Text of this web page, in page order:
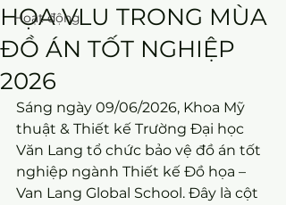
Hoạt động
HỌA VLU TRONG MÙA
ĐỒ ÁN TỐT NGHIỆP
2026
Sáng ngày 09/06/2026, Khoa Mỹ
thuật & Thiết kế Trường Đại học
Văn Lang tổ chức bảo vệ đồ án tốt
nghiệp ngành Thiết kế Đồ họa –
Van Lang Global School. Đây là cột